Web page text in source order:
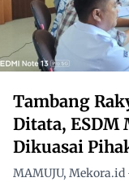
Tambang
Ditata, ESDM
Dikuasai
MAMUJU,